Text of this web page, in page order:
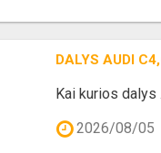
DALYS AUDI
Kai kurios dalys
2026/08/05